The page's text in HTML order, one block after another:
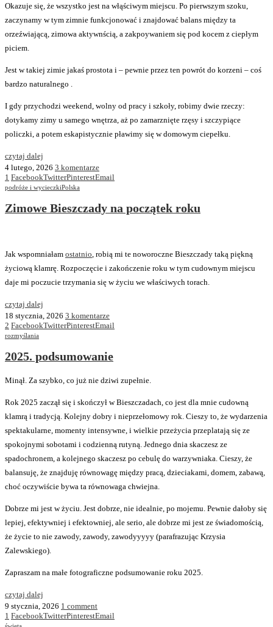
Okazuje się, że wszystko jest na włąściwym miejscu. Po pierwszym szoku,
zaczynamy w tym zimnie funkcjonować i znajdować balans między ta
orzeźwiającą, zimowa aktywnścią, a zakpoywaniem się pod kocem z ciepłym
piciem.
Jest w takiej zimie jakaś prostota i – pewnie przez ten powrót do korzeni – coś
bardzo naturalnego .
I gdy przychodzi weekend, wolny od pracy i szkoły, robimy dwie rzeczy:
dotykamy zimy u samego wnętrza, aż po zamarznięte rzęsy i szczypiące
policzki, a potem eskapistycznie pławimy się w domowym ciepełku.
czytaj dalej
4 lutego, 2026 3 komentarze
1 FacebookTwitterPinterestEmail
podróże i wycieczkiPolska
Zimowe Bieszczady na początek roku
Jak wspomniałam ostatnio , robią mi te noworoczne Bieszczady taką piękną
życiową klamrę. Rozpoczęcie i zakończenie roku w tym cudownym miejscu
daje mi poczucie trzymania się w życiu we właściwych torach.
czytaj dalej
18 stycznia, 2026 3 komentarze
2 FacebookTwitterPinterestEmail
rozmyślania
2025. podsumowanie
Minął. Za szybko, co już nie dziwi zupełnie.
Rok 2025 zaczął się i skończył w Bieszczadach, co jest dla mnie cudowną
klamrą i tradycją. Kolejny dobry i nieprzełomowy rok. Cieszy to, że wydarzenia
spektakularne, momenty intensywne, i wielkie przeżycia przeplatają się ze
spokojnymi sobotami i codzienną rutyną. Jednego dnia skaczesz ze
spadochronem, a kolejnego skaczesz po cebulę do warzywniaka. Cieszy, że
balansuję, że znajduję równowagę między pracą, dzieciakami, domem, zabawą,
choć oczywiście bywa ta równowaga chwiejna.
Dobrze mi jest w życiu. Jest dobrze, nie idealnie, po mojemu. Pewnie dałoby się
lepiej, efektywniej i efektowniej, ale serio, ale dobrze mi jest ze świadomością,
że życie to nie zawody, zawody, zawodyyyyy (parafrazując Krzysia
Zalewskiego).
Zapraszam na małe fotograficzne podsumowanie roku 2025.
czytaj dalej
9 stycznia, 2026 1 comment
1 FacebookTwitterPinterestEmail